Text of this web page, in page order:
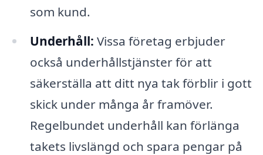
som kund.
Underhåll: Vissa företag erbjuder
också underhållstjänster för att
säkerställa att ditt nya tak förblir i gott
skick under många år framöver.
Regelbundet underhåll kan förlänga
takets livslängd och spara pengar på